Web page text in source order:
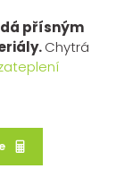
přísným
Chytrá